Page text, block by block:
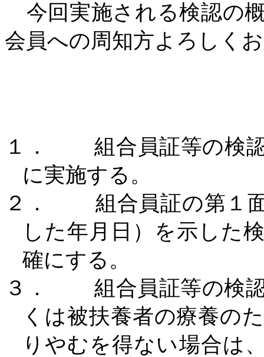
今回実施される検認の
会員への周知方よろしく
１．
組合員証等の検
に実施する。
２．
組合員証の第１
した年月日）を示した
確にする。
３．
組合員証等の検
くは被扶養者の療養の
りやむを得ない場合は